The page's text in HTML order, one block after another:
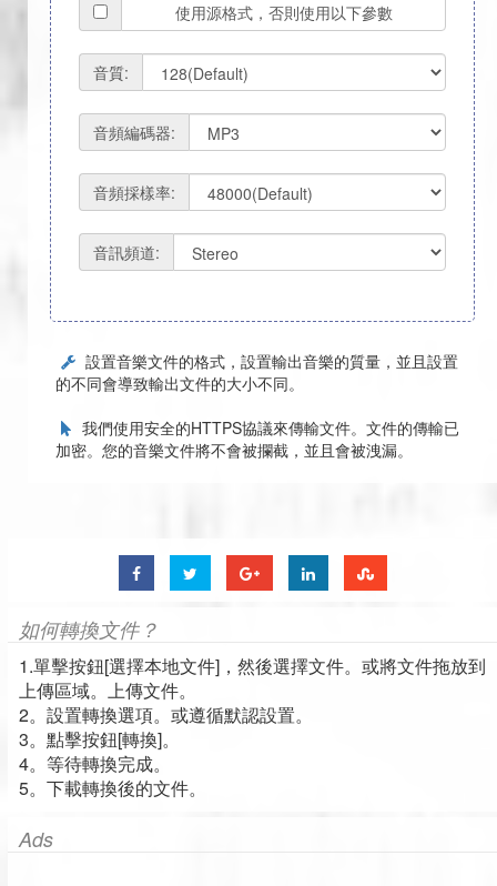
使用源格式，否則使用以下參數
音質:
音頻編碼器:
音頻採樣率:
音訊頻道:
設置音樂文件的格式，設置輸出音樂的質量，並且設置
的不同會導致輸出文件的大小不同。
我們使用安全的HTTPS協議來傳輸文件。文件的傳輸已
加密。您的音樂文件將不會被攔截，並且會被洩漏。
如何轉換文件？
1.單擊按鈕[選擇本地文件]，然後選擇文件。或將文件拖放到
上傳區域。上傳文件。
2。設置轉換選項。或遵循默認設置。
3。點擊按鈕[轉換]。
4。等待轉換完成。
5。下載轉換後的文件。
Ads